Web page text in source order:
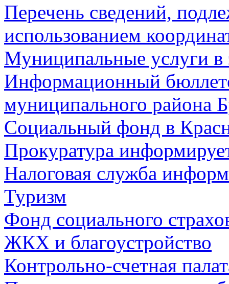
Перечень сведений,
использованием
Муниципальные услуги в
Информационный
муниципального района
Социальный фонд в
Прокуратура
Налоговая служба
Туризм
Фонд социального
ЖКХ и благоустройство
Контрольно-счетная